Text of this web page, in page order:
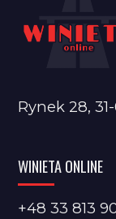
Rynek 28,
WINIETA ONLINE
+48 33 813